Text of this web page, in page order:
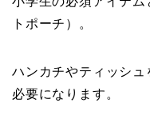
トポーチ）。
ハンカチやティッシュ
必要になります。